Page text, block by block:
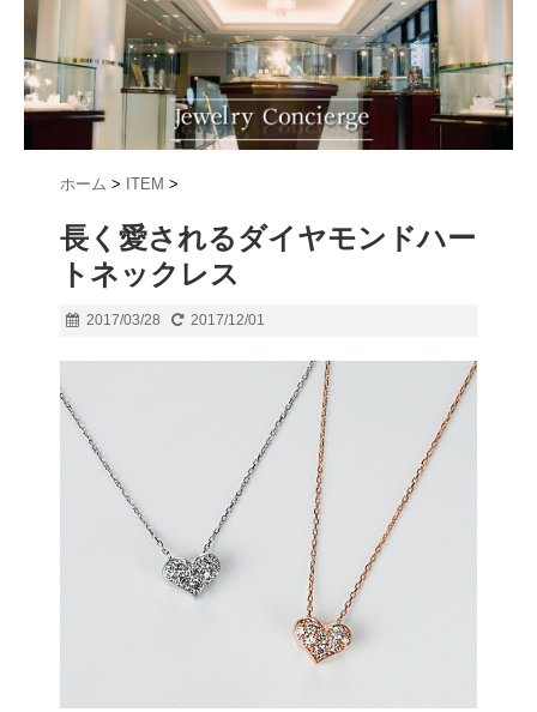
ホーム > ITEM >
長く愛されるダイヤモンドハー
トネックレス
2017/03/28 2017/12/01